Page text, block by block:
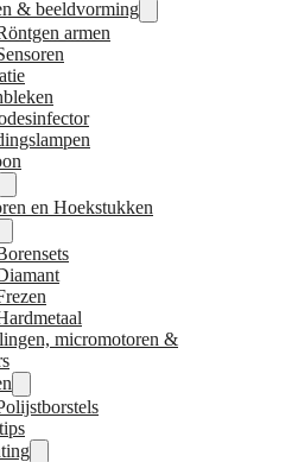
& beeldvorming
armen
en Hoekstukken
micromotoren &